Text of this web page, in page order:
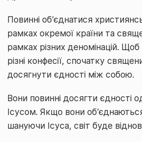
Повинні об’єднатися
рамках окремої країни та
рамках різних деномінацій. Щоб
різні конфесії, спочатку
досягнути єдності між собою.
Вони повинні досягти єдності
Ісусом. Якщо вони
шануючи Ісуса, світ буде